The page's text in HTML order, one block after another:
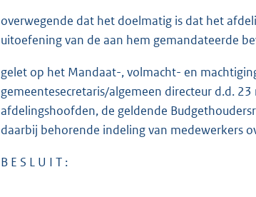
overwegende dat het doelmatig is dat het
uitoefening van de aan hem gemandateerde
gelet op het Mandaat-, volmacht- en
gemeentesecretaris/algemeen directeur d.d.
afdelingshoofden, de geldende
daarbij behorende indeling van medewerkers
B E S L U I T :